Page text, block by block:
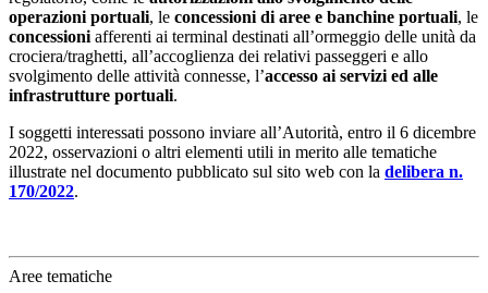
operazioni portuali, le concessioni di aree e banchine portuali, le
concessioniafferenti ai terminal destinati all’ormeggio delle unità da
crociera/traghetti, all’accoglienza dei relativi passeggeri e allo
svolgimento delle attività connesse, l’accesso ai servizi ed alle
infrastrutture portuali.
I soggetti interessati possono inviare all’Autorità, entro il 6 dicembre
2022, osservazioni o altri elementi utili in merito alle tematiche
illustrate nel documento pubblicato sul sito web con la delibera n.
170/2022.
Aree tematiche